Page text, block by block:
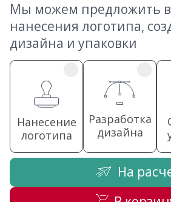
Мы можем предложить
нанесения логотипа,
дизайна и упаковки
Нанесение
логотипа
Разработка
дизайна
На